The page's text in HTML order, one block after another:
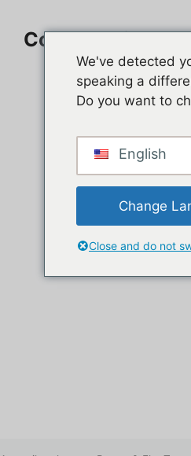
contenuComment jouer
We've detected
speaking a
Do you want to
English
Change
Close and do not